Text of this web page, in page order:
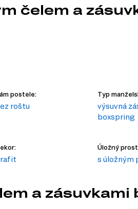
čelem a
postele:
roštu
Typ
výsuvná
boxspring
Úložný
s úložným
a